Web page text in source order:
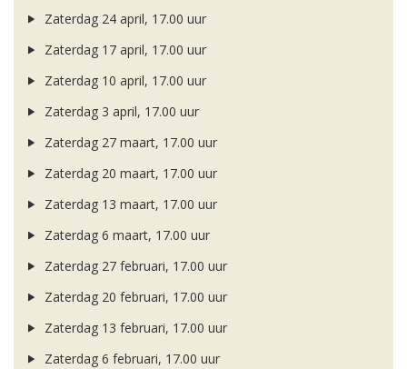
Zaterdag 24 april, 17.00 uur
Zaterdag 17 april, 17.00 uur
Zaterdag 10 april, 17.00 uur
Zaterdag 3 april, 17.00 uur
Zaterdag 27 maart, 17.00 uur
Zaterdag 20 maart, 17.00 uur
Zaterdag 13 maart, 17.00 uur
Zaterdag 6 maart, 17.00 uur
Zaterdag 27 februari, 17.00 uur
Zaterdag 20 februari, 17.00 uur
Zaterdag 13 februari, 17.00 uur
Zaterdag 6 februari, 17.00 uur